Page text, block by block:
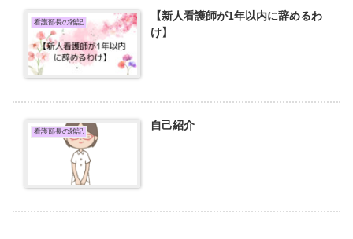
看護部長の雑記
【新人看護師が1年以内に辞めるわ
け】
看護部長の雑記 自己紹介